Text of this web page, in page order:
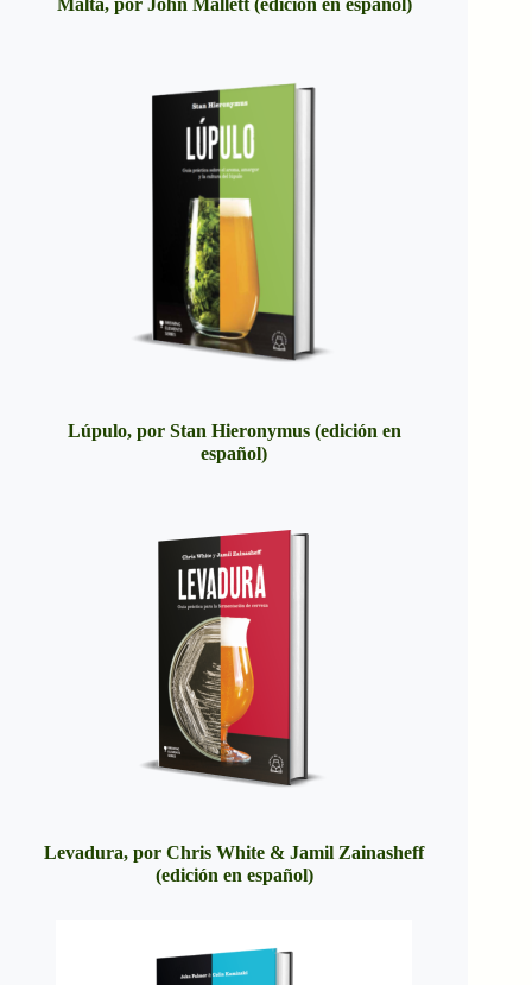
Lúpulo, por Stan Hieronymus (edición en
español)
Levadura, por Chris White & Jamil Zainasheff
(edición en español)